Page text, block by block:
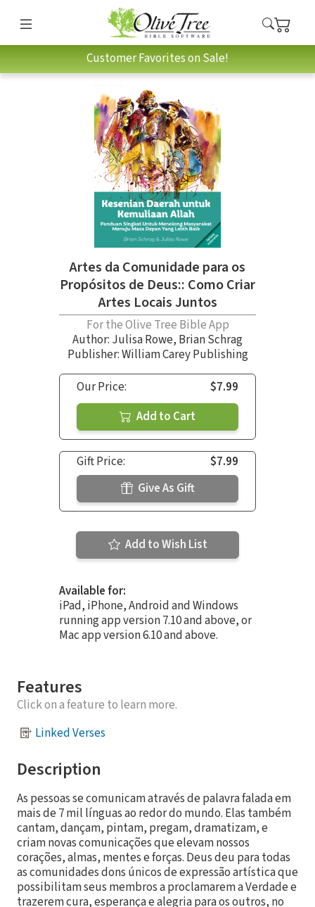
Customer Favorites on Sale!
Artes da Comunidade para os
Propósitos de Deus:: Como Criar
Artes Locais Juntos
For the Olive Tree Bible App
Author: Julisa Rowe, Brian Schrag
Publisher: William Carey Publishing
Our Price:
$7.99
Add to Cart
Gift Price:
$7.99
Give As Gift
Add to Wish List
Available for:
iPad, iPhone, Android and Windows
running app version 7.10 and above, or
Mac app version 6.10 and above.
Features
Click on a feature to learn more.
Linked Verses
Description
As pessoas se comunicam através de palavra falada em
mais de 7 mil línguas ao redor do mundo. Elas também
cantam, dançam, pintam, pregam, dramatizam, e
criam novas comunicações que elevam nossos
corações, almas, mentes e forças. Deus deu para todas
as comunidades dons únicos de expressão artística que
possibilitam seus membros a proclamarem a Verdade e
trazerem cura, esperança e alegria para os outros, no